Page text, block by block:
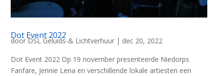
Dot Event 2022
doorDSL Geluids-& Lichtverhuur | dec 20, 2022
Dot Event 2022 Op 19 november presenteerde Niedorps
Fanfare, Jennie Lena en verschillende lokale artiesten een